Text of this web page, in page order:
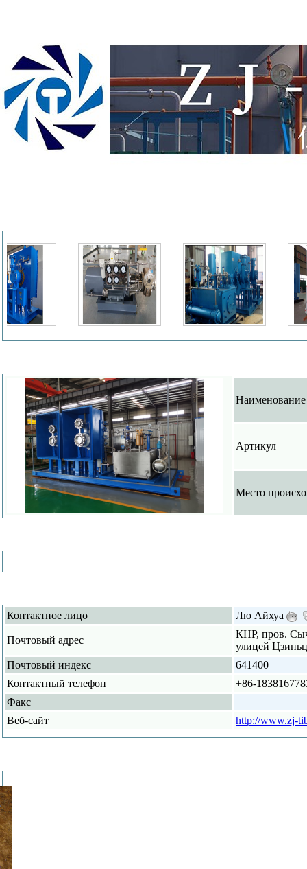
Aртикул
Место
Контактное лицо Лю Айхуа
Почтовый адрес
КНР, пров.
улицей
Почтовый индекс
641400
Контактный телефон
+86-
Факс
Веб-сайт
http://www.zj-